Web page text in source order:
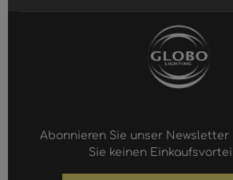
Abonnieren Sie unser
Sie keinen